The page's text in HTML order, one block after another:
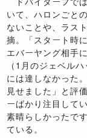
いて、ハロンごと
ないことや、ラス
摘。「スタート時
エバーヤング相手
（1月のジェベル
には達しなかった
見せました」と評
ーばかり注目して
素晴らしかったで
ている。